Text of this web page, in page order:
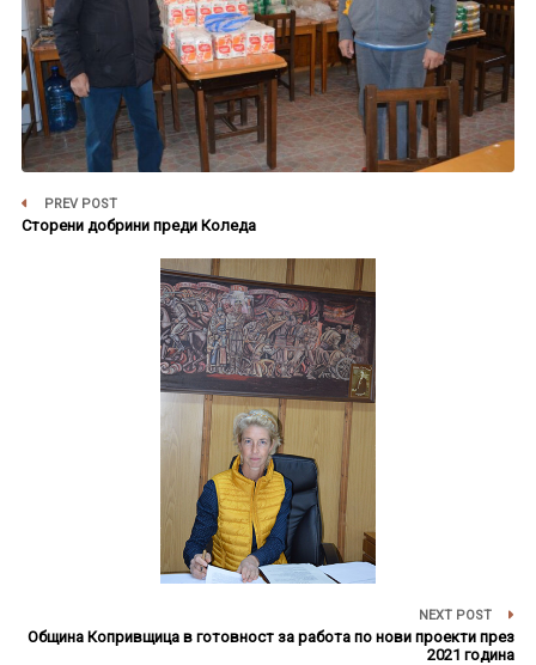
PREV POST
Сторени добрини преди Коледа
NEXT POST
Община Копривщица в готовност за работа по нови проекти през
2021 година